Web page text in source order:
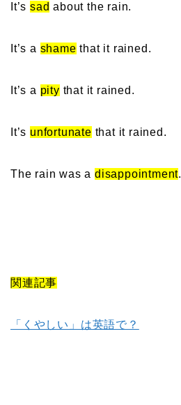
It’s sad about the rain.
It’s a shame that it rained.
It’s a pity that it rained.
It’s unfortunate that it rained.
The rain was adisappointment.
関連記事
「くやしい」は英語で？